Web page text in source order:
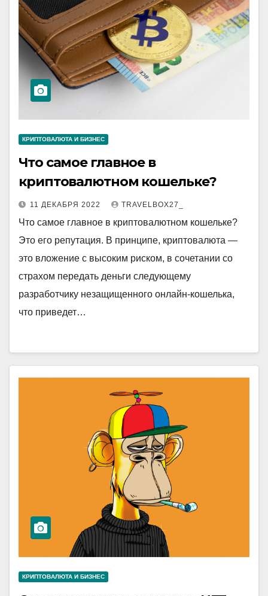
КРИПТОВАЛЮТА И БИЗНЕС
Что самое главное в
криптовалютном кошельке?
11 ДЕКАБРЯ 2022 TRAVELBOX27_
Что самое главное в криптовалютном кошельке?
Это его репутация. В принципе, криптовалюта —
это вложение с высоким риском, в сочетании со
страхом передать деньги следующему
разработчику незащищенного онлайн-кошелька,
что приведет…
КРИПТОВАЛЮТА И БИЗНЕС